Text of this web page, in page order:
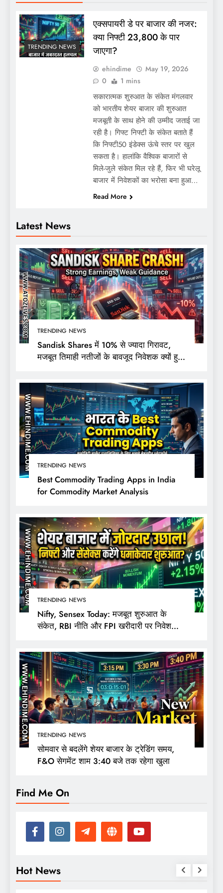
Latest News
TRENDING NEWS
Sandisk Shares में 10% से ज्यादा गिरावट,
मजबूत तिमाही नतीजों के बावजूद निवेशक क्यों हुए
TRENDING NEWS
Best Commodity Trading Apps in India
for Commodity Market Analysis
TRENDING NEWS
Nifty, Sensex Today: मजबूत शुरुआत के
संकेत, RBI नीति और FPI खरीदारी पर निवेशकों
TRENDING NEWS
सोमवार से बदलेंगे शेयर बाजार के ट्रेडिंग समय,
F&O सेगमेंट शाम 3:40 बजे तक रहेगा खुला
TRENDING NEWS
एक्सपायरी डे पर बाजार की नजर:
क्या निफ्टी 23,800 के पार
जाएगा?
ehindime
May 19, 2026
0
1 mins
सकारात्मक शुरुआत के संकेत मंगलवार
को भारतीय शेयर बाजार की शुरुआत
मजबूती के साथ होने की उम्मीद जताई जा
रही है। गिफ्ट निफ्टी के संकेत बताते हैं
कि निफ्टी50 इंडेक्स ऊंचे स्तर पर खुल
सकता है। हालांकि वैश्विक बाजारों से
मिले-जुले संकेत मिल रहे हैं, फिर भी घरेलू
बाजार में निवेशकों का भरोसा बना हुआ…
Read More
Find Me On
Hot News